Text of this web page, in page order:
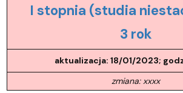
I stopnia (studia
3 rok
aktualizacja: 18/01/2023;
zmiana: xxxx